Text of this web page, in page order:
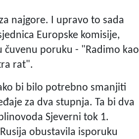
najgore. I upravo to sada
Europske komisije,
poruku - "Radimo kao
rat".
bi bilo potrebno smanjiti
za dva stupnja. Ta bi dva
Sjeverni tok 1.
obustavila isporuku